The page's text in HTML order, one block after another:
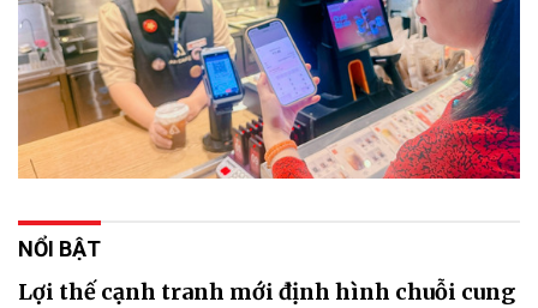
NỔI BẬT
Lợi thế cạnh tranh mới định hình chuỗi cung